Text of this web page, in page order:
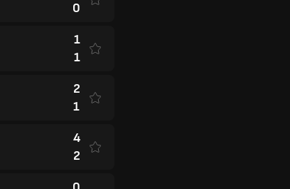
0
1
1
2
1
4
2